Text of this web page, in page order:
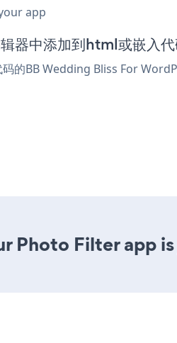
app
中添加到html或嵌入代
的BB Wedding Bliss For
Photo Filter app